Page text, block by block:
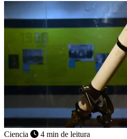
Ciencia 4 min de leitura